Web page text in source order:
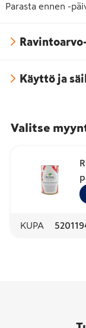
Parasta ennen -
Käyttö ja
Valitse
KUPA